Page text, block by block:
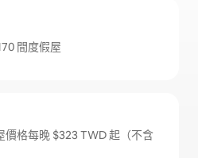
間度假屋
價格每晚 $323 TWD 起（不含